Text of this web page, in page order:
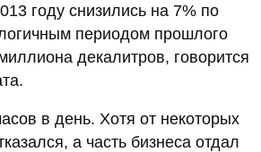
году снизились на 7% по
периодом прошлого
декалитров, говорится
в день. Хотя от некоторых
а часть бизнеса отдал